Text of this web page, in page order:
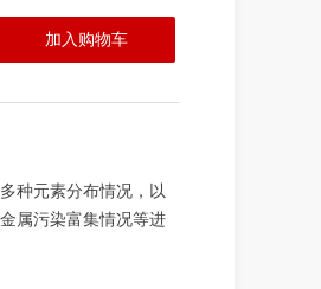
种元素分布情况，以
属污染富集情况等进
加入购物车